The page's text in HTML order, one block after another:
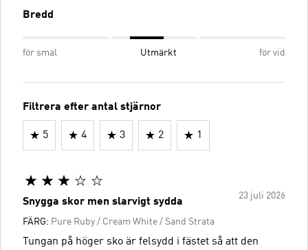
Bredd
för smal Utmärkt för vid
Filtrera efter antal stjärnor
5 4 3 2 1
23 juli 2026
Snygga skor men slarvigt sydda
FÄRG: Pure Ruby / Cream White / Sand Strata
Tungan på höger sko är felsydd i fästet så att den